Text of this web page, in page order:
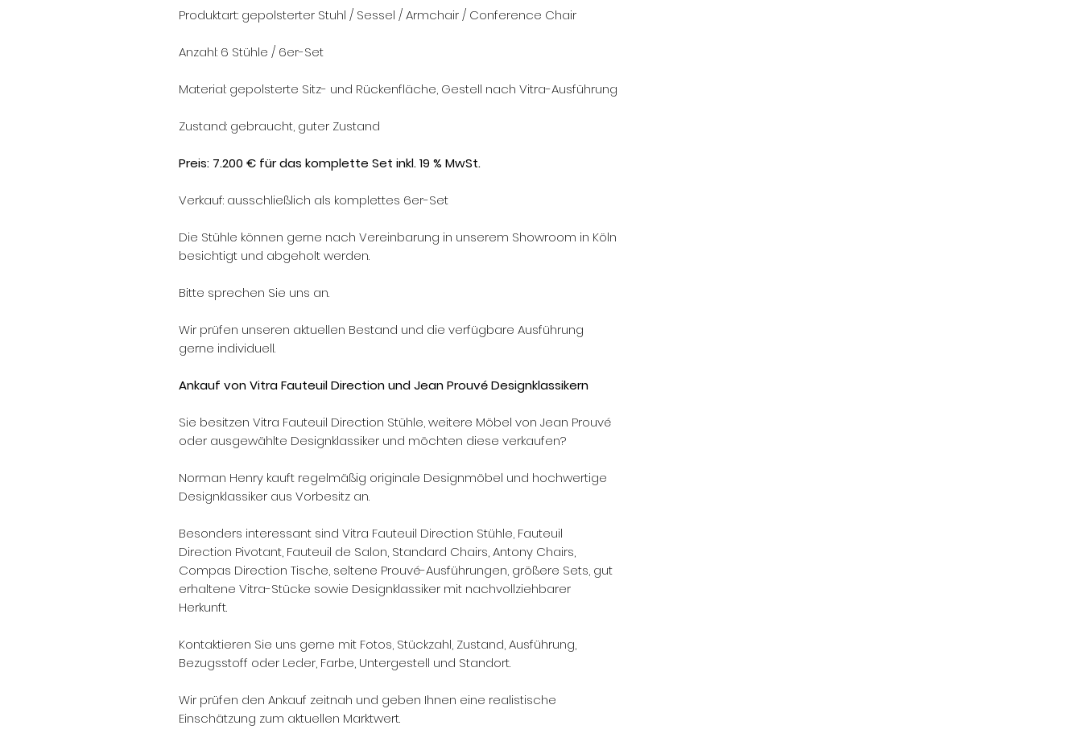
Produktart: gepolsterter Stuhl / Sessel / Armchair / Conference Chair
Anzahl: 6 Stühle / 6er-Set
Material: gepolsterte Sitz- und Rückenfläche, Gestell nach Vitra-Ausführung
Zustand: gebraucht, guter Zustand
Preis: 7.200 € für das komplette Set inkl. 19 % MwSt.
Verkauf: ausschließlich als komplettes 6er-Set
Die Stühle können gerne nach Vereinbarung in unserem Showroom in Köln
besichtigt und abgeholt werden.
Bitte sprechen Sie uns an.
Wir prüfen unseren aktuellen Bestand und die verfügbare Ausführung
gerne individuell.
Ankauf von Vitra Fauteuil Direction und Jean Prouvé Designklassikern
Sie besitzen Vitra Fauteuil Direction Stühle, weitere Möbel von Jean Prouvé
oder ausgewählte Designklassiker und möchten diese verkaufen?
Norman Henry kauft regelmäßig originale Designmöbel und hochwertige
Designklassiker aus Vorbesitz an.
Besonders interessant sind Vitra Fauteuil Direction Stühle, Fauteuil
Direction Pivotant, Fauteuil de Salon, Standard Chairs, Antony Chairs,
Compas Direction Tische, seltene Prouvé-Ausführungen, größere Sets, gut
erhaltene Vitra-Stücke sowie Designklassiker mit nachvollziehbarer
Herkunft.
Kontaktieren Sie uns gerne mit Fotos, Stückzahl, Zustand, Ausführung,
Bezugsstoff oder Leder, Farbe, Untergestell und Standort.
Wir prüfen den Ankauf zeitnah und geben Ihnen eine realistische
Einschätzung zum aktuellen Marktwert.